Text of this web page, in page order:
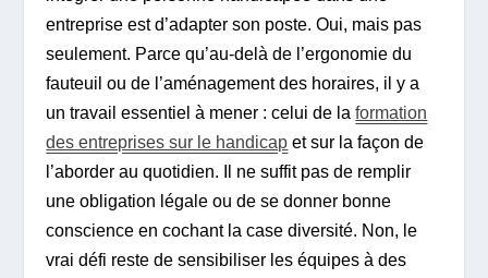
entreprise est d’adapter son poste. Oui, mais pas
seulement. Parce qu’au-delà de l’ergonomie du
fauteuil ou de l’aménagement des horaires, il y a
un travail essentiel à mener : celui de laformation
des entreprises sur le handicap et sur la façon de
l’aborder au quotidien. Il ne suffit pas de remplir
une obligation légale ou de se donner bonne
conscience en cochant la case diversité. Non, le
vrai défi reste de sensibiliser les équipes à des